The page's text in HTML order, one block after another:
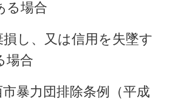
る場合
損し、又は信用を失墜す
場合
市暴力団排除条例（平成